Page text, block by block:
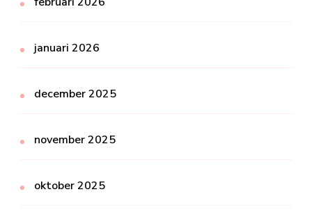
januari 2026
december 2025
november 2025
oktober 2025